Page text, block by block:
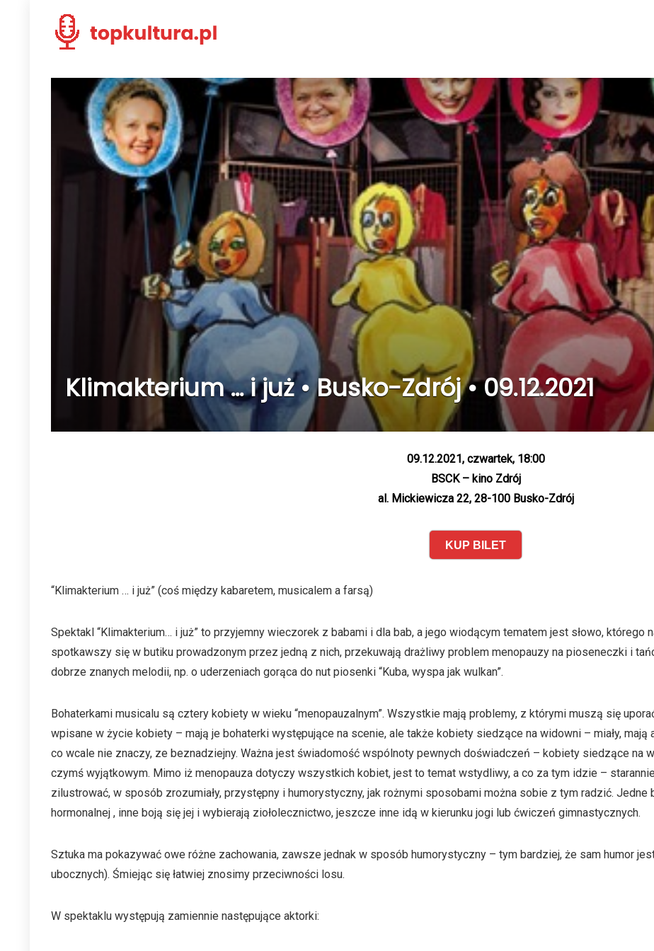
Klimakterium … i już • Busko-Zdrój • 09.12.2021
09.12.2021, czwartek, 18:00
BSCK – kino Zdrój
al. Mickiewicza 22, 28-100 Busko-Zdrój
KUP BILET
“Klimakterium … i już” (coś między kabaretem, musicalem a farsą)
Spektakl “Klimakterium… i już” to przyjemny wieczorek z babami i dla bab, a jego wiodącym tematem jest słowo, którego
spotkawszy się w butiku prowadzonym przez jedną z nich, przekuwają drażliwy problem menopauzy na pioseneczki i
dobrze znanych melodii, np. o uderzeniach gorąca do nut piosenki “Kuba, wyspa jak wulkan”.
Bohaterkami musicalu są cztery kobiety w wieku “menopauzalnym”. Wszystkie mają problemy, z którymi muszą się
wpisane w życie kobiety – mają je bohaterki występujące na scenie, ale także kobiety siedzące na widowni – miały, mają
co wcale nie znaczy, ze beznadziejny. Ważna jest świadomość wspólnoty pewnych doświadczeń – kobiety siedzące na
czymś wyjątkowym. Mimo iż menopauza dotyczy wszystkich kobiet, jest to temat wstydliwy, a co za tym idzie –
zilustrować, w sposób zrozumiały, przystępny i humorystyczny, jak rożnymi sposobami można sobie z tym radzić.
hormonalnej , inne boją się jej i wybierają ziołolecznictwo, jeszcze inne idą w kierunku jogi lub ćwiczeń gimnastycznych.
Sztuka ma pokazywać owe różne zachowania, zawsze jednak w sposób humorystyczny – tym bardziej, że sam humor
ubocznych). Śmiejąc się łatwiej znosimy przeciwności losu.
W spektaklu występują zamiennie następujące aktorki: